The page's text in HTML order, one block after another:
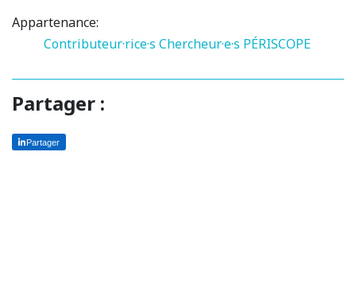
Appartenance:
Contributeur·rice·s Chercheur·e·s PÉRISCOPE
Partager :
Partager